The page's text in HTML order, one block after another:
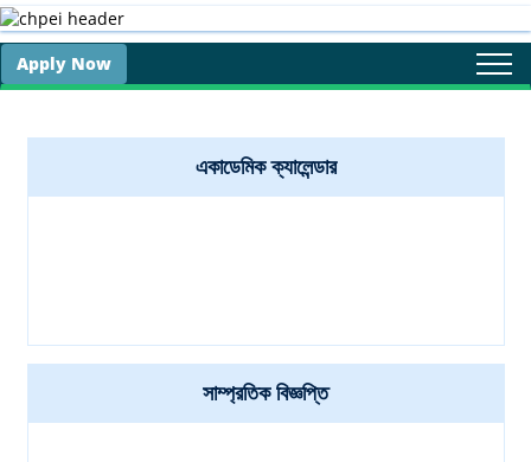
Apply Now
একাডেমিক ক্যালেন্ডার
সাম্প্রতিক বিজ্ঞপ্তি